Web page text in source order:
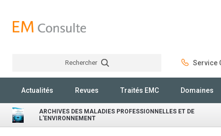
Rechercher Service
Actualités Revues Traités EMC Domaines
ARCHIVES DES MALADIES PROFESSIONNELLES ET DE
L'ENVIRONNEMENT